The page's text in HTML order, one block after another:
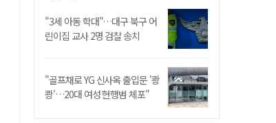
"3세 아동 학대"…대구 북구 어
린이집 교사 2명 검찰 송치
"골프채로 YG 신사옥 출입문 '쾅
쾅'…20대 여성 현행범 체포"